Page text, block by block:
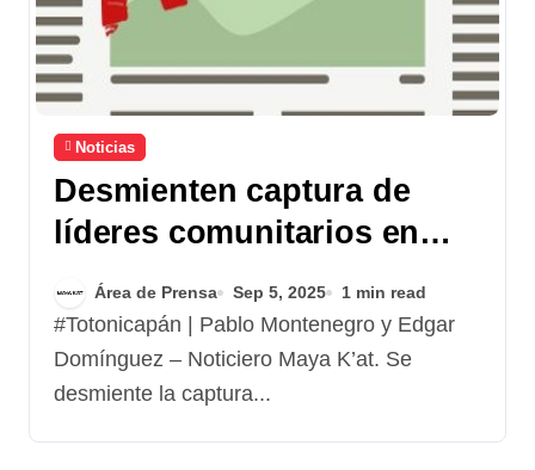
Noticias
Desmienten captura de
líderes comunitarios en
Totonicapán
Área de Prensa Sep 5, 2025 1 min read
#Totonicapán | Pablo Montenegro y Edgar
Domínguez – Noticiero Maya K’at. Se
desmiente la captura...